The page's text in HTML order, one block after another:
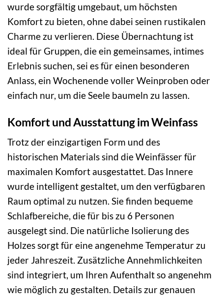
wurde sorgfältig umgebaut, um höchsten
Komfort zu bieten, ohne dabei seinen rustikalen
Charme zu verlieren. Diese Übernachtung ist
ideal für Gruppen, die ein gemeinsames, intimes
Erlebnis suchen, sei es für einen besonderen
Anlass, ein Wochenende voller Weinproben oder
einfach nur, um die Seele baumeln zu lassen.
Komfort und Ausstattung im Weinfass
Trotz der einzigartigen Form und des
historischen Materials sind die Weinfässer für
maximalen Komfort ausgestattet. Das Innere
wurde intelligent gestaltet, um den verfügbaren
Raum optimal zu nutzen. Sie finden bequeme
Schlafbereiche, die für bis zu 6 Personen
ausgelegt sind. Die natürliche Isolierung des
Holzes sorgt für eine angenehme Temperatur zu
jeder Jahreszeit. Zusätzliche Annehmlichkeiten
sind integriert, um Ihren Aufenthalt so angenehm
wie möglich zu gestalten. Details zur genauen